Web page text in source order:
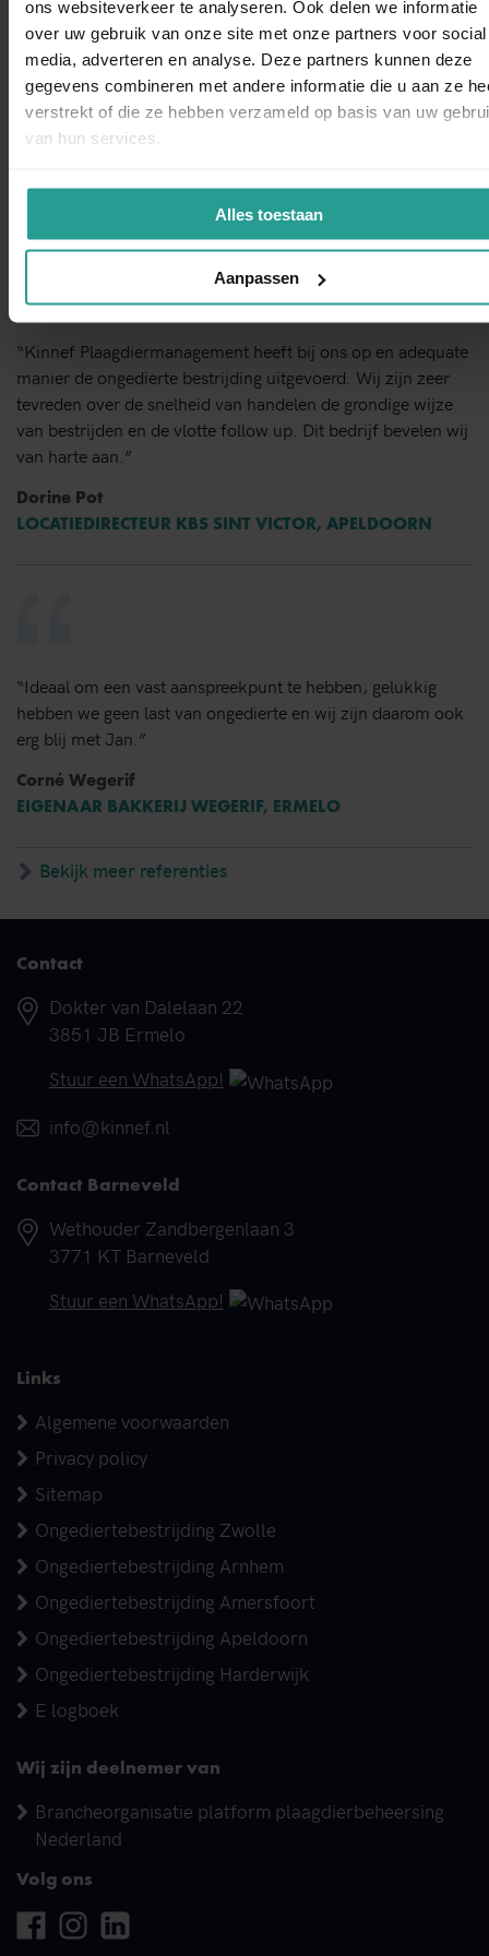
ons websiteverkeer te analyseren. Ook delen we informatie
over uw gebruik van onze site met onze partners voor social
media, adverteren en analyse. Deze partners kunnen deze
gegevens combineren met andere informatie die u aan ze
verstrekt of die ze hebben verzameld op basis van uw
van hun services.
Alles toestaan
Aanpassen
STUUR EEN WHATSAPP!
NEEM CONTACT MET ONS OP
Binnen 1 werkdag antwoord
Dit zeggen opdrachtgevers over Kinnef
“Kinnef Plaagdiermanagement heeft bij ons op en adequate
manier de ongedierte bestrijding uitgevoerd. Wij zijn zeer
tevreden over de snelheid van handelen de grondige wijze
van bestrijden en de vlotte follow up. Dit bedrijf bevelen wij
van harte aan.”
Dorine Pot
LOCATIEDIRECTEUR KBS SINT VICTOR, APELDOORN
“Ideaal om een vast aanspreekpunt te hebben, gelukkig
hebben we geen last van ongedierte en wij zijn daarom ook
erg blij met Jan.”
Corné Wegerif
EIGENAAR BAKKERIJ WEGERIF, ERMELO
Bekijk meer referenties
Contact
Adres
Dokter van Dalelaan 22
3851 JB Ermelo
Telefoonnummer
Stuur een WhatsApp!
E-mail
info@kinnef.nl
Contact Barneveld
Adres
Wethouder Zandbergenlaan 3
3771 KT Barneveld
Telefoonnummer
Stuur een WhatsApp!
Links
Algemene voorwaarden
Privacy policy
Sitemap
Ongediertebestrijding Zwolle
Ongediertebestrijding Arnhem
Ongediertebestrijding Amersfoort
Ongediertebestrijding Apeldoorn
Ongediertebestrijding Harderwijk
E logboek
Wij zijn deelnemer van
Brancheorganisatie platform plaagdierbeheersing
Nederland
Volg ons
Facebook
InstagramLinkedin